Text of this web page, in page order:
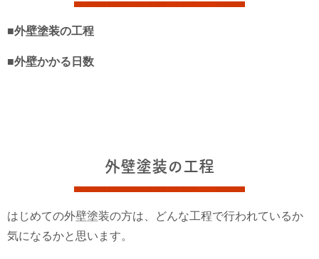
■外壁塗装の工程
■外壁かかる日数
外壁塗装の工程
はじめての外壁塗装の方は、どんな工程で行われているか
気になるかと思います。